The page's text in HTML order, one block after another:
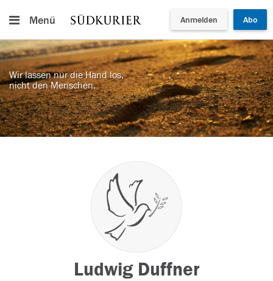
Menü Anmelden Abo
Wir lassen nur die Hand los,
nicht den Menschen.
Ludwig Duffner